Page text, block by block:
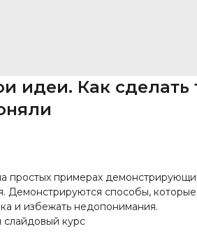
идеи. Как сделать
простых примерах
Демонстрируются способы,
и избежать недопонимания.
слайдовый курс